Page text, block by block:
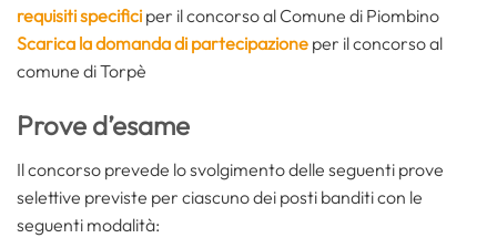
requisiti specifici per il concorso al Comune di Piombino
Scarica la domanda di partecipazione per il concorso al
comune di Torpè
Prove d’esame
Il concorso prevede lo svolgimento delle seguenti prove
selettive previste per ciascuno dei posti banditi con le
seguenti modalità: